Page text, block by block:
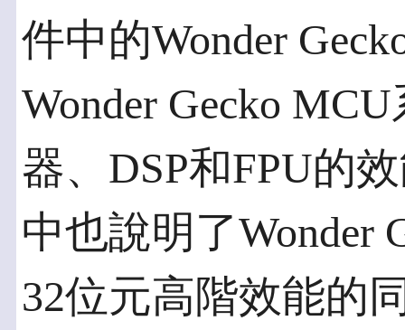
件中的Wonder
Wonder Gecko
器、DSP和FPU的
中也說明了Wonder
32位元高階效能的